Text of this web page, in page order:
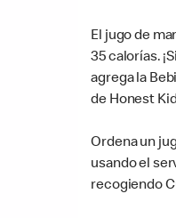
El jugo de
35 calorías.
agrega la
de Honest
Ordena un
usando el
recogiendo